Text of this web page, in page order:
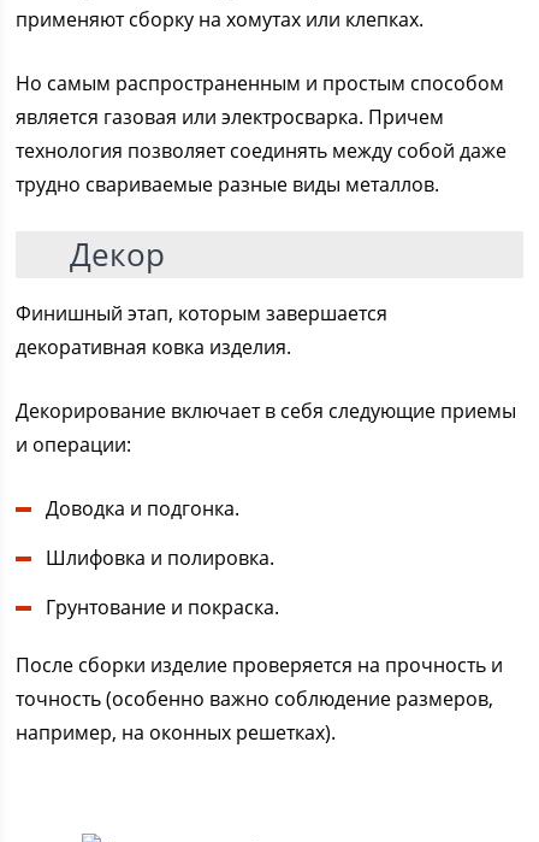
применяют сборку на хомутах или клепках.
Но самым распространенным и простым способом
является газовая или электросварка. Причем
технология позволяет соединять между собой даже
трудно свариваемые разные виды металлов.
Декор
Финишный этап, которым завершается
декоративная ковка изделия.
Декорирование включает в себя следующие приемы
и операции:
Доводка и подгонка.
Шлифовка и полировка.
Грунтование и покраска.
После сборки изделие проверяется на прочность и
точность (особенно важно соблюдение размеров,
например, на оконных решетках).